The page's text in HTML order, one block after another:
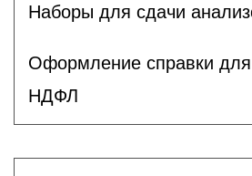
Наборы для сдачи
Оформление справки для
НДФЛ